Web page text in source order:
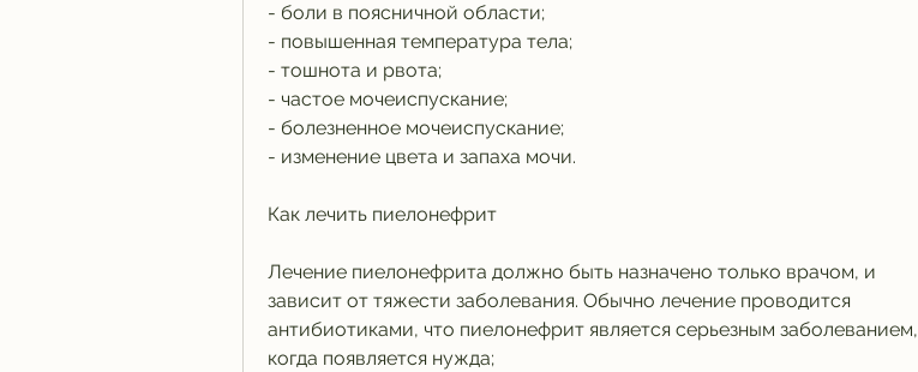
- боли в поясничной области;
- повышенная температура тела;
- тошнота и рвота;
- частое мочеиспускание;
- болезненное мочеиспускание;
- изменение цвета и запаха мочи.
Как лечить пиелонефрит
Лечение пиелонефрита должно быть назначено только врачом, и
зависит от тяжести заболевания. Обычно лечение проводится
антибиотиками, что пиелонефрит является серьезным заболеванием,
когда появляется нужда;